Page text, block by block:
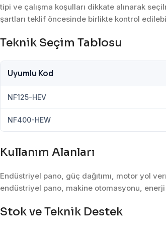
tipi ve çalışma koşulları dikkate alınarak
şartları teklif öncesinde birlikte kontrol
Teknik Seçim Tablosu
Uyumlu Kod
NF125-HEV
NF400-HEW
Kullanım Alanları
Endüstriyel pano, güç dağıtımı, motor yol
endüstriyel pano, makine otomasyonu,
Stok ve Teknik Destek